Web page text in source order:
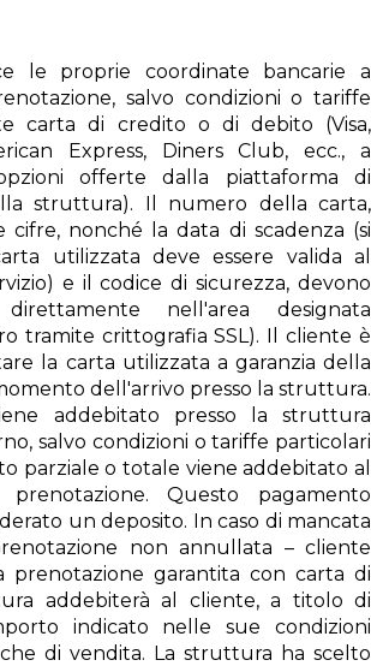
le proprie coordinate bancarie a
salvo condizioni o tariffe
carta di credito o di debito (Visa,
Express, Diners Club, ecc., a
offerte dalla piattaforma di
struttura). Il numero della carta,
cifre, nonché la data di scadenza (si
utilizzata deve essere valida al
e il codice di sicurezza, devono
nell'area designata
tramite crittografia SSL). Il cliente è
la carta utilizzata a garanzia della
dell'arrivo presso la struttura.
addebitato presso la struttura
salvo condizioni o tariffe particolari
parziale o totale viene addebitato al
Questo pagamento
un deposito. In caso di mancata
non annullata – cliente
prenotazione garantita con carta di
addebiterà al cliente, a titolo di
indicato nelle sue condizioni
di vendita. La struttura ha scelto